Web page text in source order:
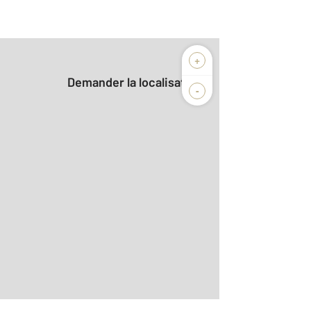
+
-
Demander la localisation